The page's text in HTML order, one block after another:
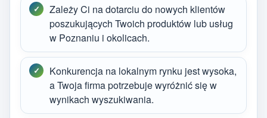
Zależy Ci na dotarciu do nowych klientów
poszukujących Twoich produktów lub usług
w Poznaniu i okolicach.
Konkurencja na lokalnym rynku jest wysoka,
a Twoja firma potrzebuje wyróżnić się w
wynikach wyszukiwania.